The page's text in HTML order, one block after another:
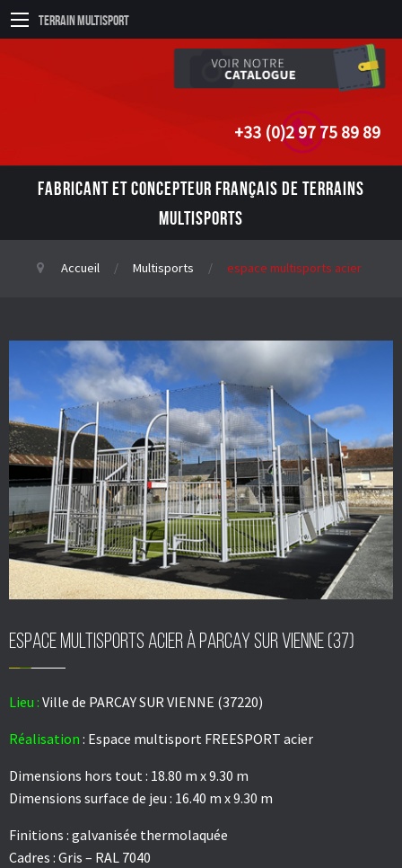
Terrain Multisport
+33 (0)2 97 75 89 89
FABRICANT ET CONCEPTEUR FRANÇAIS DE TERRAINS
MULTISPORTS
Accueil Multisports espace multisports acier
espace multisports acier à PARCAY SUR VIENNE (37)
Lieu : Ville de PARCAY SUR VIENNE (37220)
Réalisation : Espace multisport FREESPORT acier
Dimensions hors tout : 18.80 m x 9.30 m
Dimensions surface de jeu : 16.40 m x 9.30 m
Finitions : galvanisée thermolaquée
Cadres : Gris – RAL 7040